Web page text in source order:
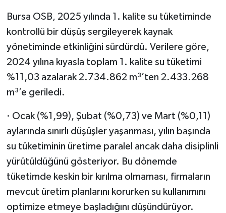
Bursa OSB, 2025 yılında 1. kalite su tüketiminde
kontrollü bir düşüş sergileyerek kaynak
yönetiminde etkinliğini sürdürdü. Verilere göre,
2024 yılına kıyasla toplam 1. kalite su tüketimi
%11,03 azalarak 2.734.862 m³’ten 2.433.268
m³’e geriledi.
· Ocak (%1,99), Şubat (%0,73) ve Mart (%0,11)
aylarında sınırlı düşüşler yaşanması, yılın başında
su tüketiminin üretime paralel ancak daha disiplinli
yürütüldüğünü gösteriyor. Bu dönemde
tüketimde keskin bir kırılma olmaması, firmaların
mevcut üretim planlarını korurken su kullanımını
optimize etmeye başladığını düşündürüyor.